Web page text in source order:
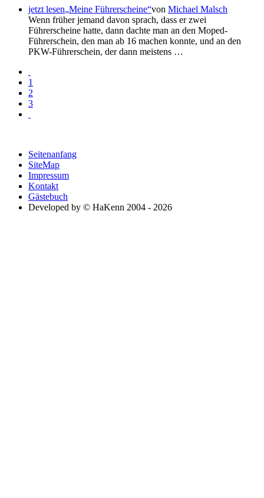
jetzt lesen Meine Führerscheine von Michael Malsch
Wenn früher jemand davon sprach, dass er zwei
Führerscheine hatte, dann dachte man an den Moped-
Führerschein, den man ab 16 machen konnte, und an den
PKW-Führerschein, der dann meistens …
1
2
3
Seitenanfang
SiteMap
Impressum
Kontakt
Gästebuch
Developed by © HaKenn 2004 - 2026